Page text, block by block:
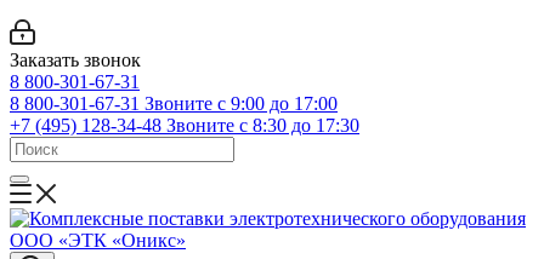
Заказать звонок
8 800-301-67-31
8 800-301-67-31 Звоните с 9:00 до 17:00
+7 (495) 128-34-48 Звоните с 8:30 до 17:30